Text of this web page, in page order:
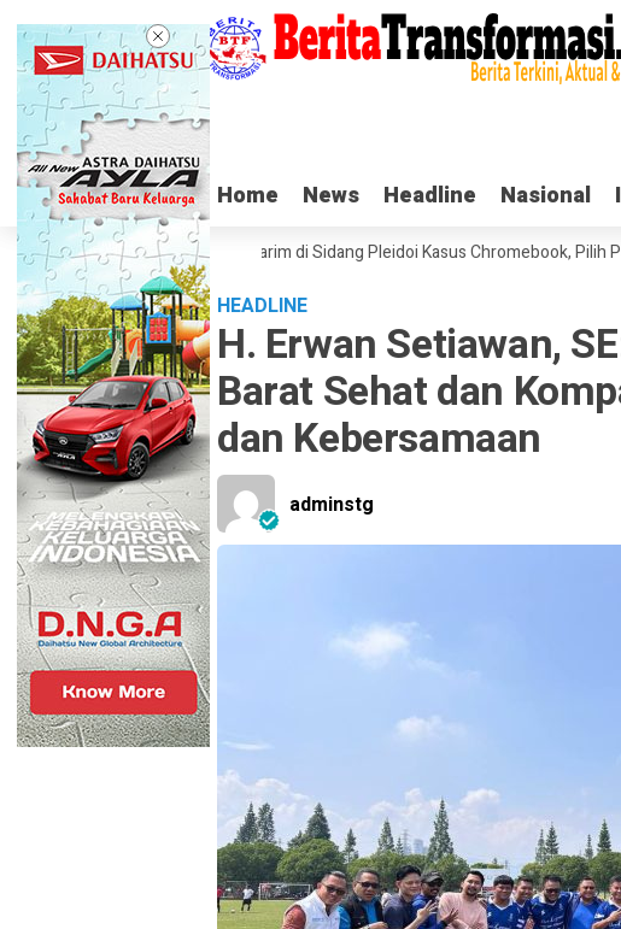
Home News Headline Nasional
Home News Headline Nasional
Tangis Haru Nadiem Makarim di Sidang Pleidoi Kasus Chromebook, Pilih Pakai
HEADLINE
H. Erwan Setiawan,
Barat Sehat dan
dan Kebersamaan
adminstg